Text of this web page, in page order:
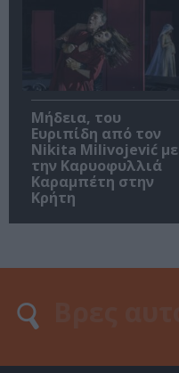
Μήδεια, του
Ευριπίδη από τον
Nikita Milivojević με
την Καρυοφυλλιά
Καραμπέτη στην
Κρήτη